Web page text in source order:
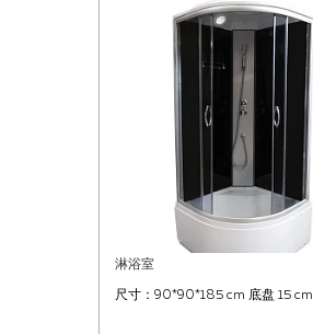
淋浴室
尺寸：90*90*185 cm 底盘 15 cm